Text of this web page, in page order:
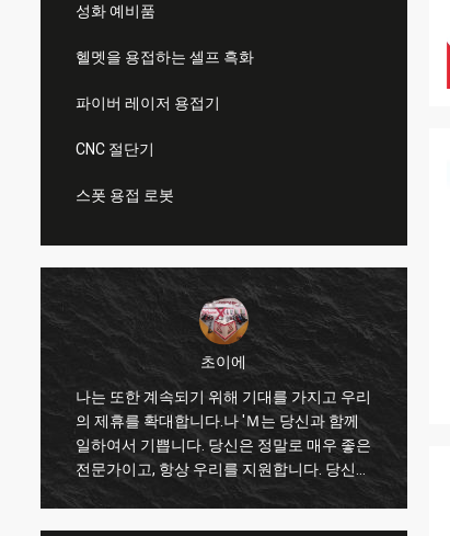
성화 예비품
헬멧을 용접하는 셀프 흑화
파이버 레이저 용접기
CNC 절단기
스폿 용접 로봇
초이에
나는 또한 계속되기 위해 기대를 가지고 우리
의 제휴를 확대합니다.나 'Ｍ는 당신과 함께
일하여서 기쁩니다. 당신은 정말로 매우 좋은
전문가이고, 항상 우리를 지원합니다. 당신과
의 통신은 빠르고 이것이 가장 중요사항입니